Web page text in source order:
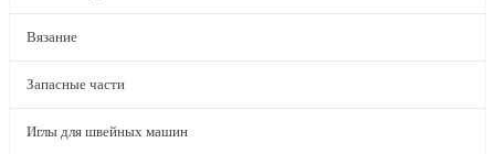
Вязание
Запасные части
Иглы для швейных машин